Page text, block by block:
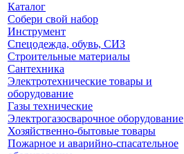
Каталог
Собери свой набор
Инструмент
Спецодежда, обувь, СИЗ
Строительные материалы
Сантехника
Электротехнические товары и
оборудование
Газы технические
Электрогазосварочное оборудование
Хозяйственно-бытовые товары
Пожарное и аварийно-спасательное